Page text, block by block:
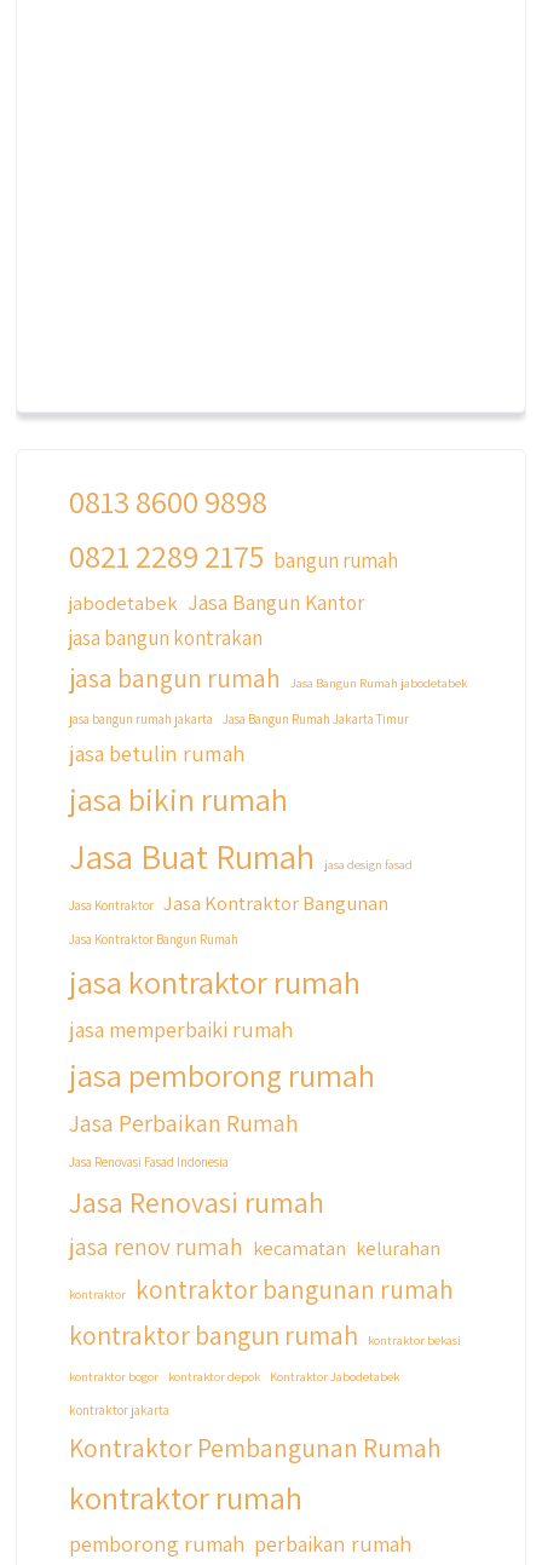
0813 8600 9898
0821 2289 2175 bangun rumah
jabodetabek Jasa Bangun Kantor
jasa bangun kontrakan
jasa bangun rumah Jasa Bangun Rumah jabodetabek
jasa bangun rumah jakarta Jasa Bangun Rumah Jakarta Timur
jasa betulin rumah
jasa bikin rumah
Jasa Buat Rumah jasa design fasad
Jasa Kontraktor Jasa Kontraktor Bangunan
Jasa Kontraktor Bangun Rumah
jasa kontraktor rumah
jasa memperbaiki rumah
jasa pemborong rumah
Jasa Perbaikan Rumah
Jasa Renovasi Fasad Indonesia
Jasa Renovasi rumah
jasa renov rumah kecamatan kelurahan
kontraktor
kontraktor bangunan rumah
kontraktor bangun rumah
kontraktor bekasi
kontraktor bogor kontraktor depok
Kontraktor Jabodetabek
kontraktor jakarta
Kontraktor Pembangunan Rumah
kontraktor rumah
pemborong rumah perbaikan rumah